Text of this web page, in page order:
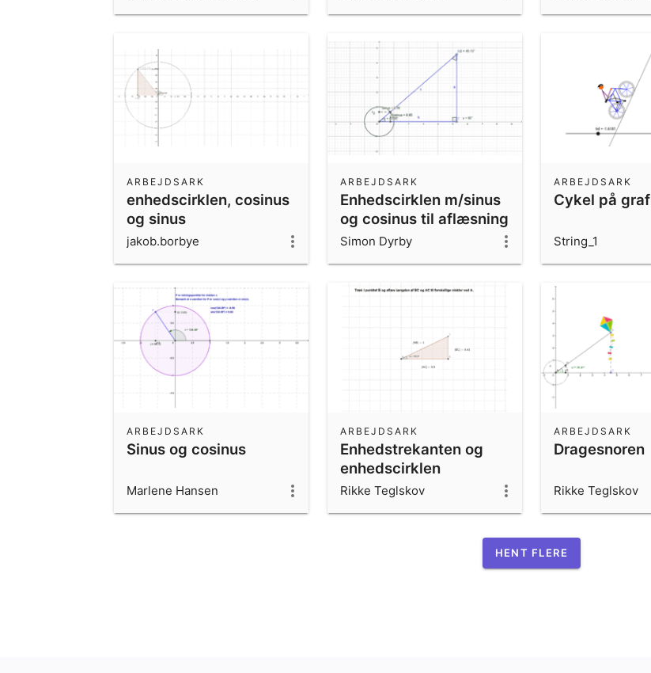
enhedscirklen, cosinus
og sinus
ARBEJDSARK
jakob.borbye
Enhedscirklen m/sinus
og cosinus til aflæsning
ARBEJDSARK
Simon Dyrby
Cykel på graf
ARBEJDSARK
String_1
Sinus og cosinus
ARBEJDSARK
Marlene Hansen
Enhedstrekanten og
enhedscirklen
ARBEJDSARK
Rikke Teglskov
Dragesnoren
ARBEJDSARK
Rikke Teglskov
HENT FLERE